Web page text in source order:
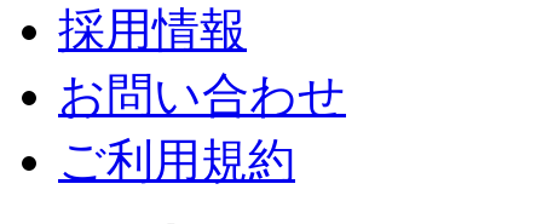
採用情報
お問い合わせ
ご利用規約